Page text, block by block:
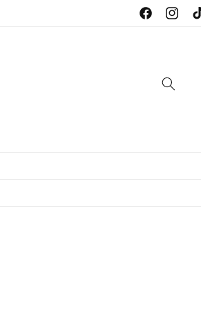
Facebook